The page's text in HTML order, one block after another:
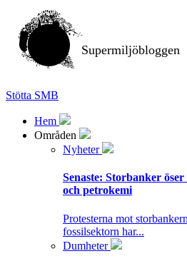
Supermiljöbloggen
Stötta SMB
Hem
Områden
Nyheter
Senaste: Storbanker öser
och petrokemi
Protesterna mot
fossilsektorn har...
Dumheter